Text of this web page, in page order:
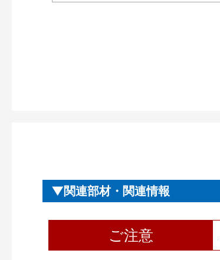
関連部材・関連情報
ご注意